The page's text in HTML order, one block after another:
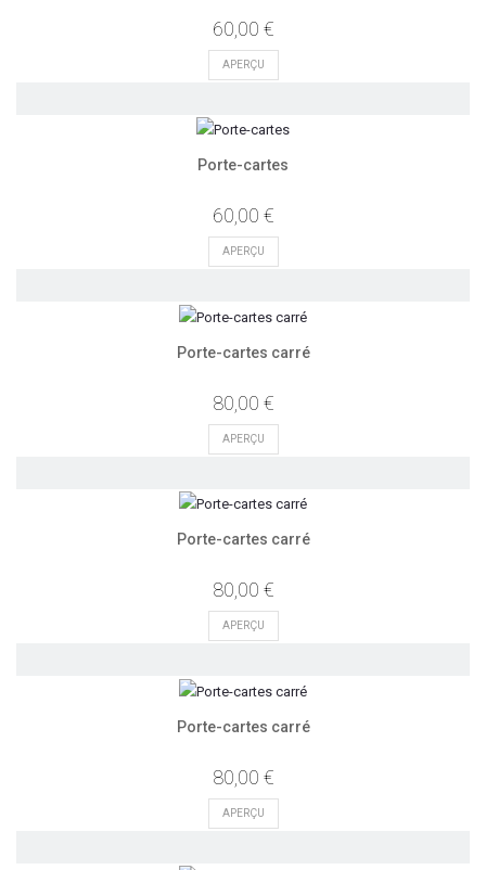
60,00 €
APERÇU
Porte-cartes
60,00 €
APERÇU
Porte-cartes carré
80,00 €
APERÇU
Porte-cartes carré
80,00 €
APERÇU
Porte-cartes carré
80,00 €
APERÇU